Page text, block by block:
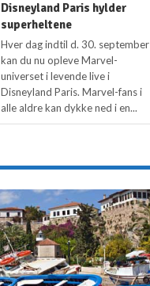
Disneyland Paris hylder
superheltene
Hver dag indtil d. 30. september
kan du nu opleve Marvel-
universet i levende live i
Disneyland Paris. Marvel-fans i
alle aldre kan dykke ned i en...